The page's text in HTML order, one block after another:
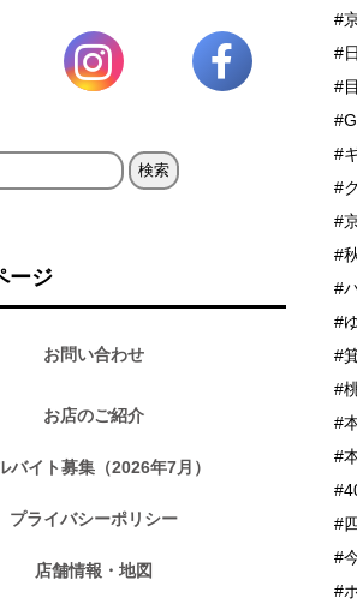
#
#
#
#
#
#
#
#
#
#
#
#
#
#
#
#
ージ
お問い合わせ
お店のご紹介
バイト募集（2026年7月）
プライバシーポリシー
店舗情報・地図